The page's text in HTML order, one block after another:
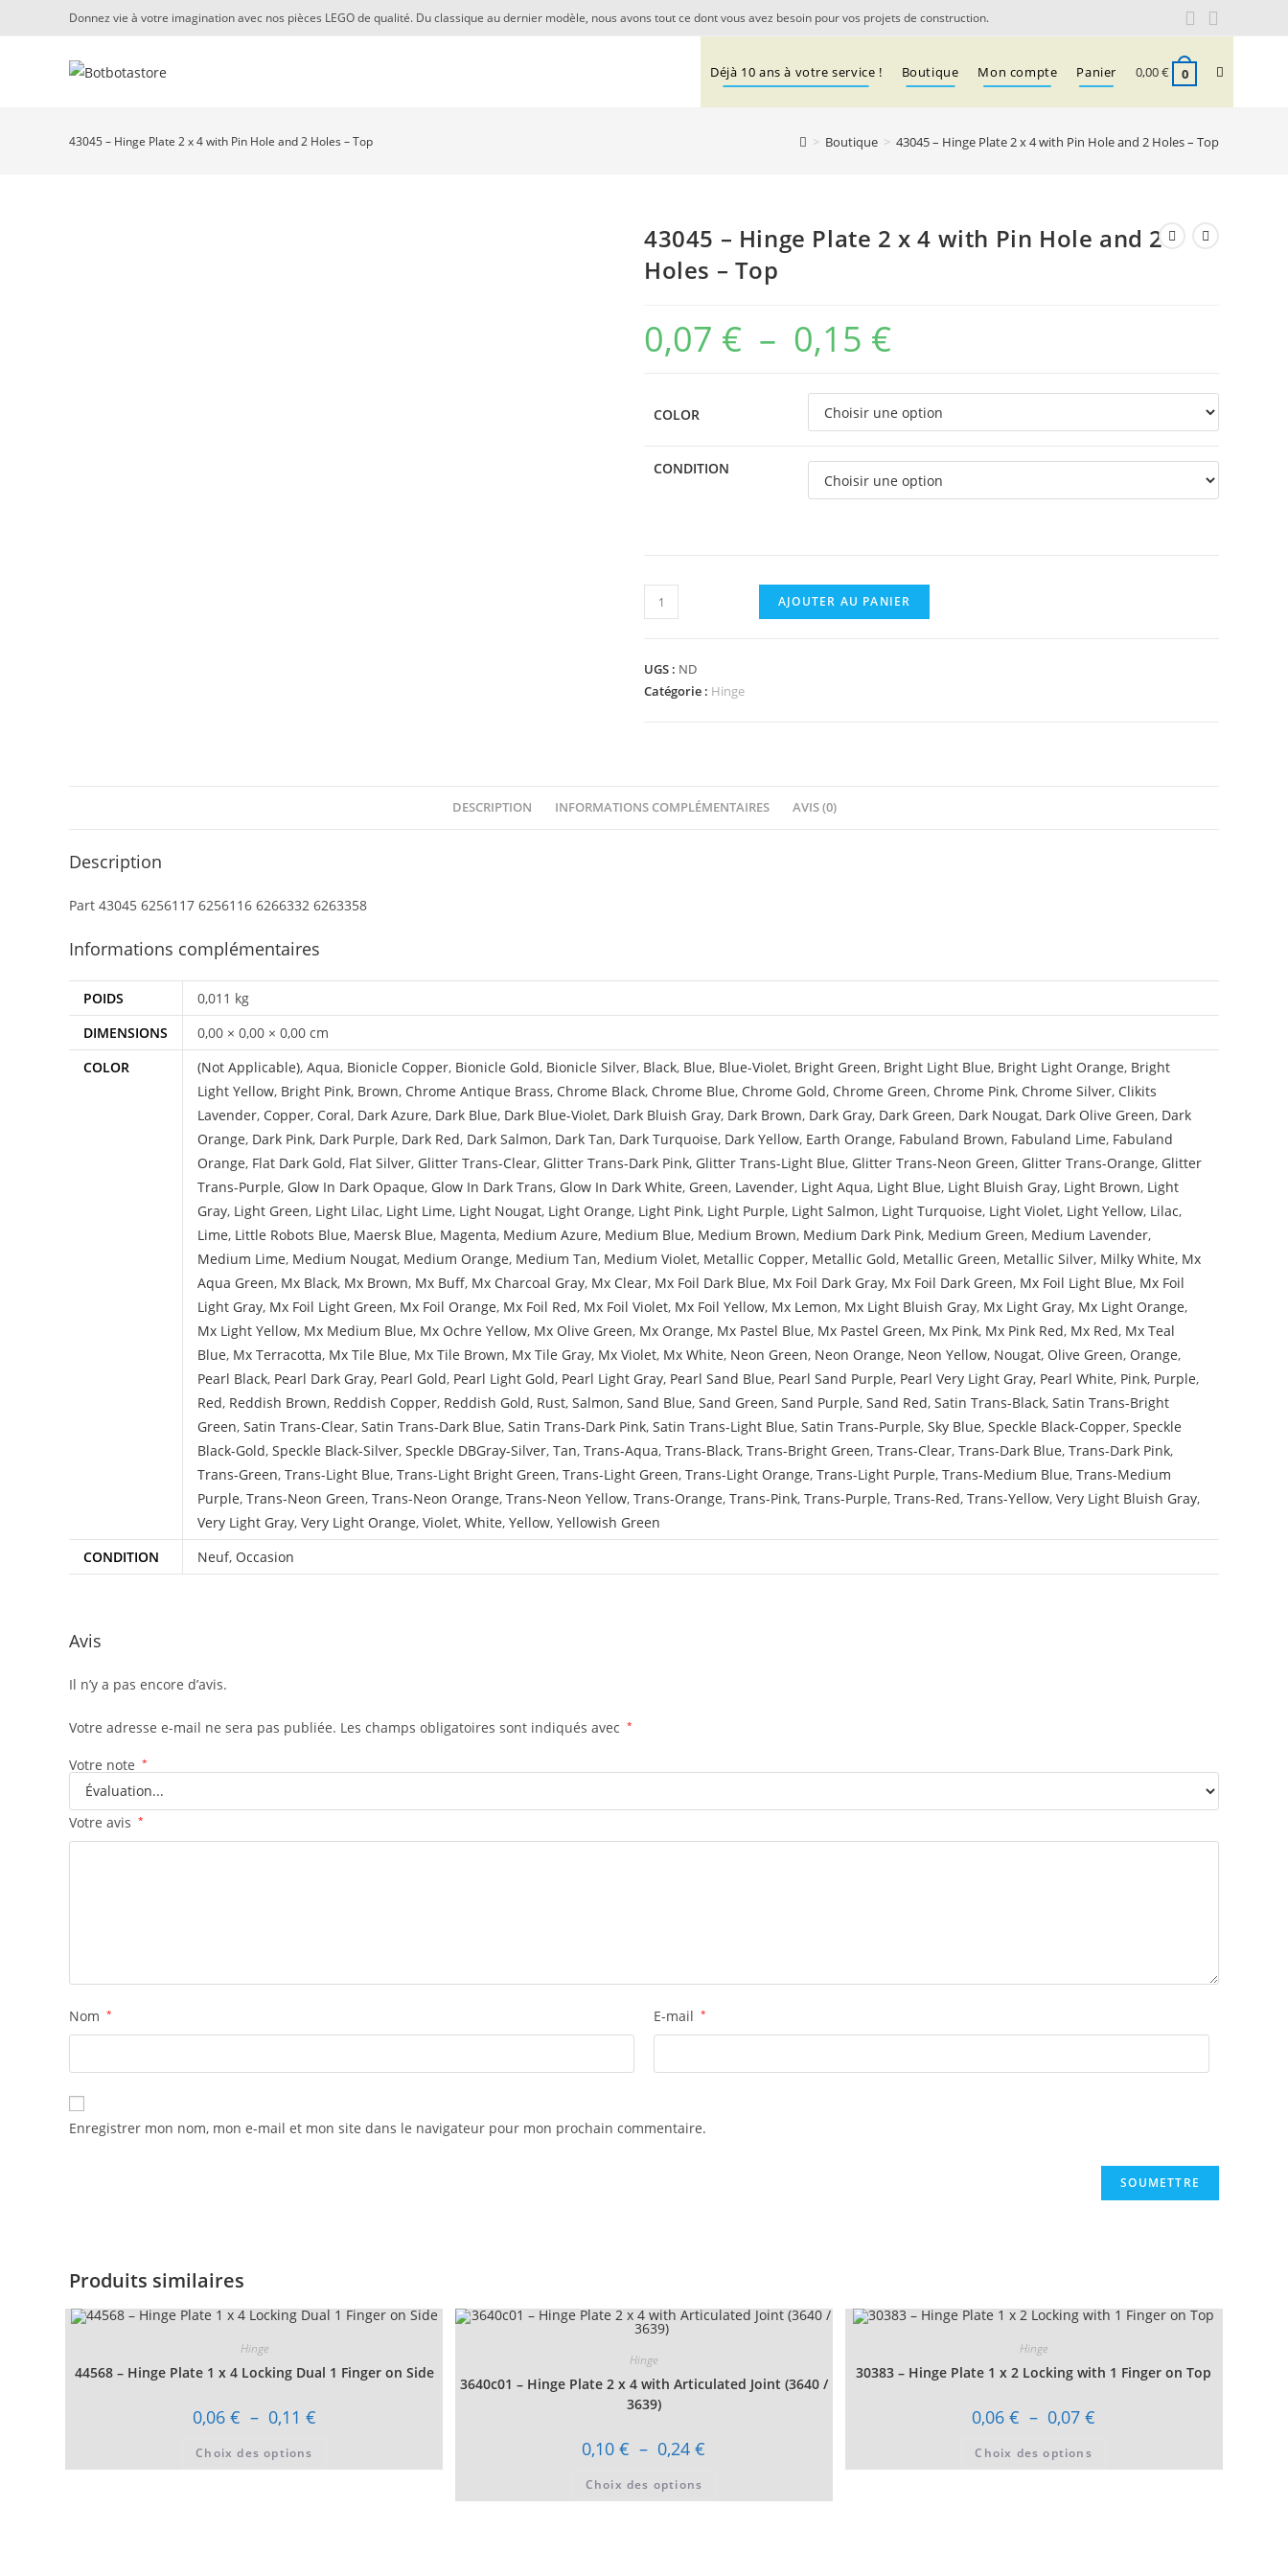
Donnez vie à votre imagination avec nos pièces LEGO de qualité. Du classique au dernier modèle, nous avons tout ce dont vous avez besoin pour vos projets de construction.
Déjà 10 ans à votre service ! Boutique Mon compte Panier 0,00€ 0 Toggle
website
43045 – Hinge Plate 2 x 4 with Pin Hole and 2 Holes – Top > Boutique > 43045 – Hinge Plate 2 x 4 with Pin Hole and 2 Holes – Top
43045 – Hinge Plate 2 x 4 with Pin Hole and 2
Holes – Top
0,07 € – 0,15 €
prix :
0,07 €
0,15 €
COLOR
CONDITION
quantité
de
-
Hinge
with
Top
AJOUTER AU PANIER
UGS : ND
Catégorie : Hinge
DESCRIPTION INFORMATIONS COMPLÉMENTAIRES AVIS (0)
Description
Part 43045 6256117 6256116 6266332 6263358
Informations complémentaires
POIDS
0,011 kg
DIMENSIONS
0,00 × 0,00 × 0,00 cm
COLOR
(Not Applicable), Aqua, Bionicle Copper, Bionicle Gold, Bionicle Silver, Black, Blue, Blue-Violet, Bright Green, Bright Light Blue, Bright Light Orange, Bright
Light Yellow, Bright Pink, Brown, Chrome Antique Brass, Chrome Black, Chrome Blue, Chrome Gold, Chrome Green, Chrome Pink, Chrome Silver, Clikits
Lavender, Copper, Coral, Dark Azure, Dark Blue, Dark Blue-Violet, Dark Bluish Gray, Dark Brown, Dark Gray, Dark Green, Dark Nougat, Dark Olive Green, Dark
Orange, Dark Pink, Dark Purple, Dark Red, Dark Salmon, Dark Tan, Dark Turquoise, Dark Yellow, Earth Orange, Fabuland Brown, Fabuland Lime, Fabuland
Orange, Flat Dark Gold, Flat Silver, Glitter Trans-Clear, Glitter Trans-Dark Pink, Glitter Trans-Light Blue, Glitter Trans-Neon Green, Glitter Trans-Orange, Glitter
Trans-Purple, Glow In Dark Opaque, Glow In Dark Trans, Glow In Dark White, Green, Lavender, Light Aqua, Light Blue, Light Bluish Gray, Light Brown, Light
Gray, Light Green, Light Lilac, Light Lime, Light Nougat, Light Orange, Light Pink, Light Purple, Light Salmon, Light Turquoise, Light Violet, Light Yellow, Lilac,
Lime, Little Robots Blue, Maersk Blue, Magenta, Medium Azure, Medium Blue, Medium Brown, Medium Dark Pink, Medium Green, Medium Lavender,
Medium Lime, Medium Nougat, Medium Orange, Medium Tan, Medium Violet, Metallic Copper, Metallic Gold, Metallic Green, Metallic Silver, Milky White, Mx
Aqua Green, Mx Black, Mx Brown, Mx Buff, Mx Charcoal Gray, Mx Clear, Mx Foil Dark Blue, Mx Foil Dark Gray, Mx Foil Dark Green, Mx Foil Light Blue, Mx Foil
Light Gray, Mx Foil Light Green, Mx Foil Orange, Mx Foil Red, Mx Foil Violet, Mx Foil Yellow, Mx Lemon, Mx Light Bluish Gray, Mx Light Gray, Mx Light Orange,
Mx Light Yellow, Mx Medium Blue, Mx Ochre Yellow, Mx Olive Green, Mx Orange, Mx Pastel Blue, Mx Pastel Green, Mx Pink, Mx Pink Red, Mx Red, Mx Teal
Blue, Mx Terracotta, Mx Tile Blue, Mx Tile Brown, Mx Tile Gray, Mx Violet, Mx White, Neon Green, Neon Orange, Neon Yellow, Nougat, Olive Green, Orange,
Pearl Black, Pearl Dark Gray, Pearl Gold, Pearl Light Gold, Pearl Light Gray, Pearl Sand Blue, Pearl Sand Purple, Pearl Very Light Gray, Pearl White, Pink, Purple,
Red, Reddish Brown, Reddish Copper, Reddish Gold, Rust, Salmon, Sand Blue, Sand Green, Sand Purple, Sand Red, Satin Trans-Black, Satin Trans-Bright
Green, Satin Trans-Clear, Satin Trans-Dark Blue, Satin Trans-Dark Pink, Satin Trans-Light Blue, Satin Trans-Purple, Sky Blue, Speckle Black-Copper, Speckle
Black-Gold, Speckle Black-Silver, Speckle DBGray-Silver, Tan, Trans-Aqua, Trans-Black, Trans-Bright Green, Trans-Clear, Trans-Dark Blue, Trans-Dark Pink,
Trans-Green, Trans-Light Blue, Trans-Light Bright Green, Trans-Light Green, Trans-Light Orange, Trans-Light Purple, Trans-Medium Blue, Trans-Medium
Purple, Trans-Neon Green, Trans-Neon Orange, Trans-Neon Yellow, Trans-Orange, Trans-Pink, Trans-Purple, Trans-Red, Trans-Yellow, Very Light Bluish Gray,
Very Light Gray, Very Light Orange, Violet, White, Yellow, Yellowish Green
CONDITION
Neuf, Occasion
Avis
Il n’y a pas encore d’avis.
Votre adresse e-mail ne sera pas publiée. Les champs obligatoires sont indiqués avec *
Votre note *
Votre avis *
Nom * E-mail *
Enregistrer mon nom, mon e-mail et mon site dans le navigateur pour mon prochain commentaire.
Produits similaires
Hinge
44568 – Hinge Plate 1 x 4 Locking Dual 1 Finger on Side
0,06 € – 0,11 €Plage
de
à
Choix des options
a
Hinge
3640c01 – Hinge Plate 2 x 4 with Articulated Joint (3640 /
3639)
0,10€ – 0,24€
à
Choix des options
a
Hinge
30383 – Hinge Plate 1 x 2 Locking with 1 Finger on Top
0,06€ – 0,07€
à
Choix des options
a